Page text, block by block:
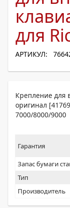
для
АРТИКУЛ:
Крепление для
оригинал
7000/8000/9000
Гарантия
Запас бумаги
Тип
Производитель